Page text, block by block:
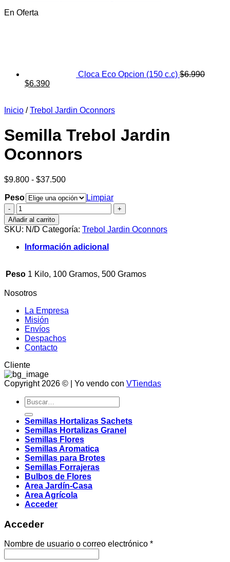
En Oferta
Cloca Eco Opcion (150 c.c) $6.990
El
era:
$6.390El
es:
Inicio / Trebol Jardin Oconnors
Semilla Trebol Jardin
Oconnors
$9.800 - $37.500Rango
precios:
desde
$9.800
hasta
$37.500
Peso
Limpiar
Semilla
Trebol
Jardin
Oconnors
cantidad
Añadir al carrito
SKU: N/D Categoría: Trebol Jardin Oconnors
Información adicional
Peso 1 Kilo, 100 Gramos, 500 Gramos
Nosotros
La Empresa
Misión
Envíos
Despachos
Contacto
Cliente
Copyright 2026 © | Yo vendo con VTiendas
Buscar
por:
Semillas Hortalizas Sachets
Semillas Hortalizas Granel
Semillas Flores
Semillas Aromatica
Semillas para Brotes
Semillas Forrajeras
Bulbos de Flores
Area Jardín-Casa
Area Agrícola
Acceder
Acceder
Nombre de usuario o correo electrónico *Obligatorio